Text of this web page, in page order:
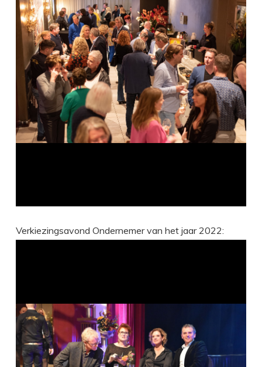
Verkiezingsavond Ondernemer van het jaar 2022: